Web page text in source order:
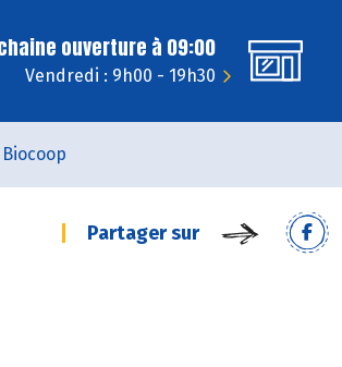
ouverture à 09:00
Vendredi : 9h00 - 19h30
Biocoop
Partager sur